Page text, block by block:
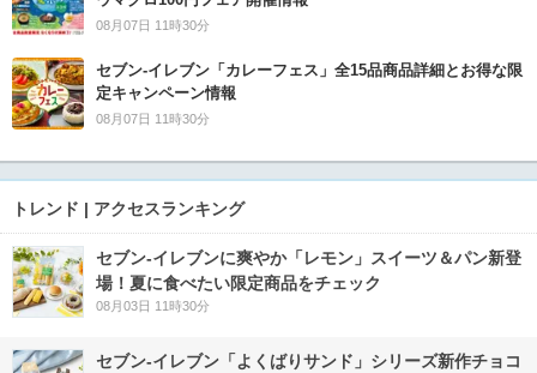
08月07日 11時30分
セブン‐イレブン「カレーフェス」全15品商品詳細とお得な限
定キャンペーン情報
08月07日 11時30分
トレンド | アクセスランキング
セブン‐イレブンに爽やか「レモン」スイーツ＆パン新登
場！夏に食べたい限定商品をチェック
08月03日 11時30分
セブン‐イレブン「よくばりサンド」シリーズ新作チョコ